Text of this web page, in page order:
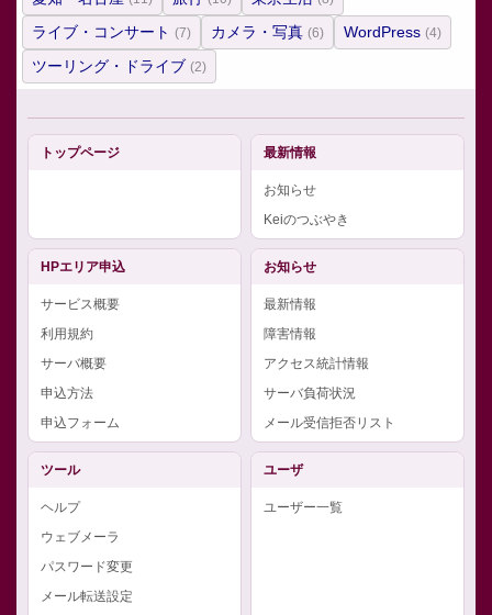
ライブ・コンサート (7) カメラ・写真 (6) WordPress (4)
ツーリング・ドライブ (2)
トップページ 最新情報
お知らせ
Keiのつぶやき
HPエリア申込
サービス概要
利用規約
サーバ概要
申込方法
申込フォーム
お知らせ
最新情報
障害情報
アクセス統計情報
サーバ負荷状況
メール受信拒否リスト
ツール
ヘルプ
ウェブメーラ
パスワード変更
メール転送設定
ユーザ
ユーザー一覧